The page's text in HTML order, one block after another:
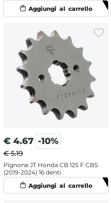
€ 4.67 -10%
€ 5.19
Pignone JT Honda CB 125 F CBS
(2019-2024) 16 denti